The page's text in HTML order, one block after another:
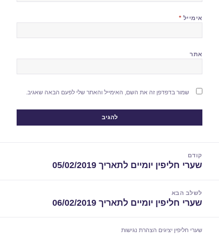
אימייל *
אתר
שמור בדפדפן זה את השם, האימייל והאתר שלי לפעם הבאה שאגיב.
קודם
הפוסט
שערי חליפין יומיים לתאריך 05/02/2019
לשלב הבא
הפוסט
שערי חליפין יומיים לתאריך 06/02/2019
שערי חליפין יציגים הצהרת נגישות